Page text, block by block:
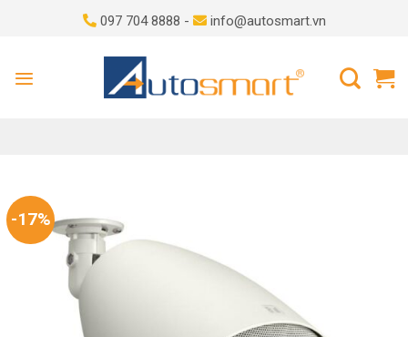
097 704 8888 - info@autosmart.vn
-17%